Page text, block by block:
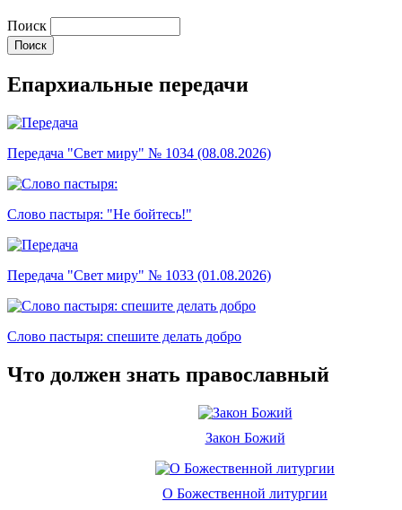
Поиск
Епархиальные передачи
Передача "Свет миру" № 1034 (08.08.2026)
Слово пастыря: "Не бойтесь!"
Передача "Свет миру" № 1033 (01.08.2026)
Слово пастыря: спешите делать добро
Что должен знать православный
Закон Божий
О Божественной литургии